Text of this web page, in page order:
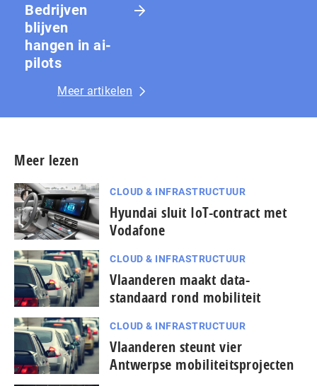
Bedrijven
blijven
hangen in ai-
pilots
Meer artikelen
Meer lezen
CLOUD & INFRASTRUCTUUR
Hyundai sluit IoT-contract met
Vodafone
CLOUD & INFRASTRUCTUUR
Vlaanderen maakt data-
standaard rond mobiliteit
CLOUD & INFRASTRUCTUUR
Vlaanderen steunt vier
Antwerpse mobiliteitsprojecten